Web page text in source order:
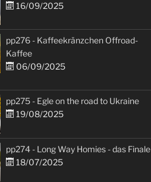
16/09/2025
pp276 - Kaffeekränzchen Offroad-
Kaffee
06/09/2025
pp275 - Egle on the road to Ukraine
19/08/2025
pp274 - Long Way Homies - das Finale
18/07/2025